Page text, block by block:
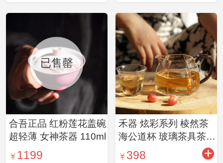
已售罄
合吾正品 红粉莲花盖碗
超轻薄 女神茶器 110ml
1199
禾器 炫彩系列 棱然茶
海公道杯 玻璃茶具茶器
匀杯（3色可选）
398